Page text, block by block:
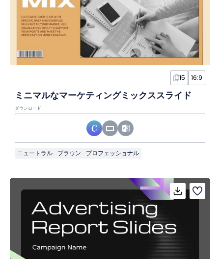
15 16:9
ミニマルなマーケティングミックススライド
ダウンロード
ニュートラル ブラウン プロフェッショナル